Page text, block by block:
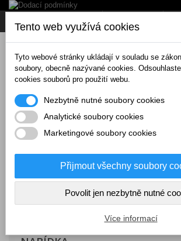
Košík (prázdný)
Tento web využívá cookies
Tyto webové stránky ukládají v souladu se
soubory, obecně nazývané cookies.
cookies souborů pro použití webu.
Nezbytně nutné soubory cookies
Analytické soubory cookies
Marketingové soubory cookies
Přijmout všechny soubory
Povolit jen nezbytně nutné
Více informací